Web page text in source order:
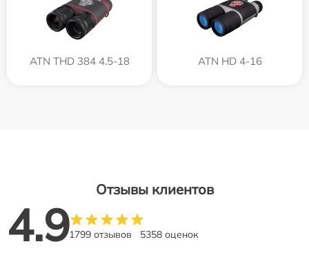
ATN THD 384 4.5-18 ATN HD 4-16
Отзывы клиентов
4.91799 отзывов 5358 оценок